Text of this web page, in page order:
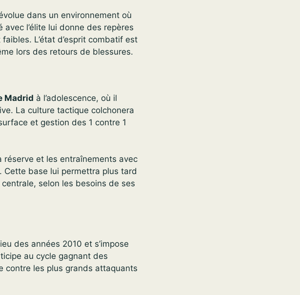
dans un environnement où
l’élite lui donne des repères
L’état d’esprit combatif est
lors des retours de blessures.
Madrid à l’adolescence, où il
La culture tactique colchonera
et gestion des 1 contre 1
réserve et les entraînements avec
Cette base lui permettra plus tard
selon les besoins de ses
des années 2010 et s’impose
au cycle gagnant des
contre les plus grands attaquants